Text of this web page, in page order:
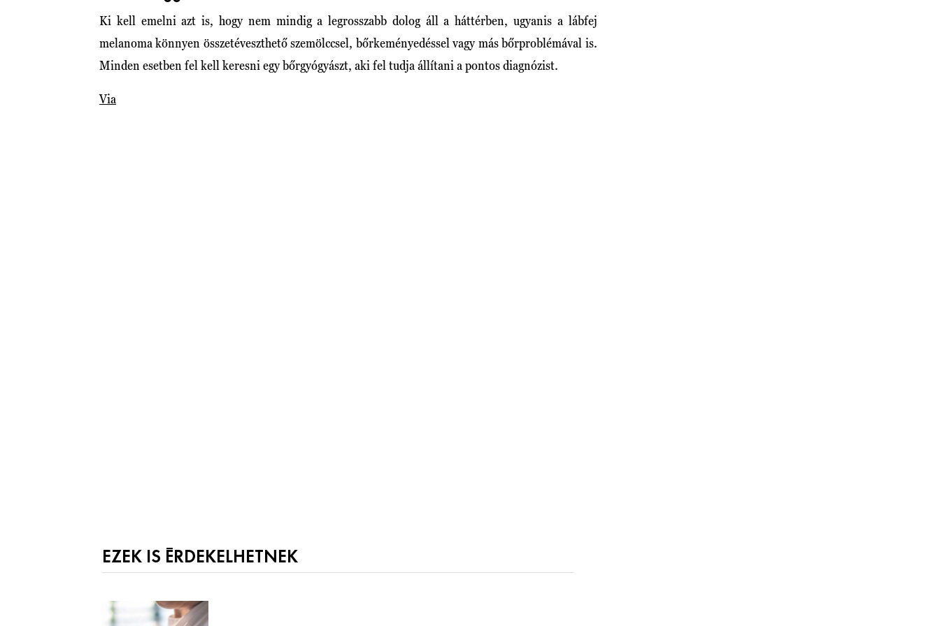
Ki kell emelni azt is, hogy nem mindig a legrosszabb dolog áll a háttérben, ugyanis a lábfej
melanoma könnyen összetéveszthető szemölccsel, bőrkeményedéssel vagy más bőrproblémával is.
Minden esetben fel kell keresni egy bőrgyógyászt, aki fel tudja állítani a pontos diagnózist.
Via
EZEK IS ÉRDEKELHETNEK